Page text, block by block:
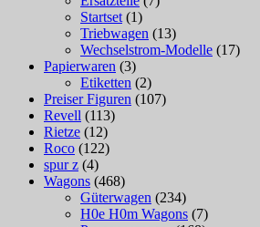
Startset (1)
Triebwagen (13)
Wechselstrom-Modelle (17)
Papierwaren (3)
Etiketten (2)
Preiser Figuren (107)
Revell (113)
Rietze (12)
Roco (122)
spur z (4)
Wagons (468)
Güterwagen (234)
H0e H0m Wagons (7)